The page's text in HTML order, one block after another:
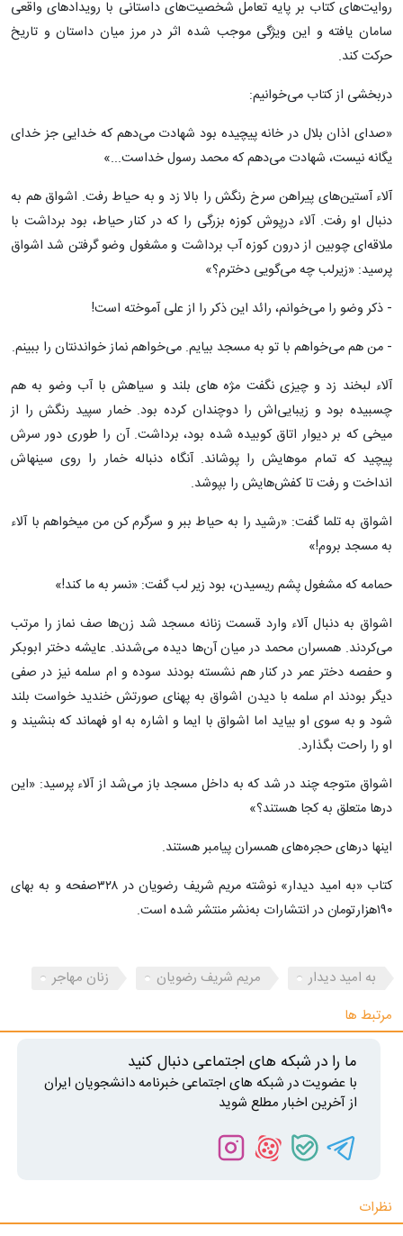
روایت‌های کتاب بر پایه تعامل شخصیت‌های داستانی با رویدادهای واقعی
سامان یافته و این ویژگی موجب شده اثر در مرز میان داستان و تاریخ
حرکت کند.
دربخشی از کتاب می‌خوانیم:
«صدای اذان بلال در خانه پیچیده بود شهادت می‌دهم که خدایی جز خدای
یگانه نیست، شهادت می‌دهم که محمد رسول خداست...»
آلاء آستین‌های پیراهن سرخ رنگش را بالا زد و به حیاط رفت. اشواق هم به
دنبال او رفت. آلاء درپوش کوزه بزرگی را که در کنار حیاط، بود برداشت با
ملاقه‌ای چوبین از درون کوزه آب برداشت و مشغول وضو گرفتن شد اشواق
پرسید: «زیرلب چه می‌گویی دخترم؟»
- ذکر وضو را می‌خوانم، رائد این ذکر را از علی آموخته است!
- من هم می‌خواهم با تو به مسجد بیایم. می‌خواهم نماز خواندنتان را ببینم.
آلاء لبخند زد و چیزی نگفت مژه های بلند و سیاهش با آب وضو به هم
چسبیده بود و زیبایی‌اش را دوچندان کرده بود. خمار سپید رنگش را از
میخی که بر دیوار اتاق کوبیده شده بود، برداشت. آن را طوری دور سرش
پیچید که تمام موهایش را پوشاند. آنگاه دنباله خمار را روی سینهاش
انداخت و رفت تا کفش‌هایش را بپوشد.
اشواق به تلما گفت: «رشید را به حیاط ببر و سرگرم کن من میخواهم با آلاء
به مسجد بروم!»
حمامه که مشغول پشم ریسیدن، بود زیر لب گفت: «نسر به ما کند!»
اشواق به دنبال آلاء وارد قسمت زنانه مسجد شد زن‌ها صف نماز را مرتب
می‌کردند. همسران محمد در میان آن‌ها دیده می‌شدند. عایشه دختر ابوبکر
و حفصه دختر عمر در کنار هم نشسته بودند سوده و ام سلمه نیز در صفی
دیگر بودند ام سلمه با دیدن اشواق به پهنای صورتش خندید خواست بلند
شود و به سوی او بیاید اما اشواق با ایما و اشاره به او فهماند که بنشیند و
او را راحت بگذارد.
اشواق متوجه چند در شد که به داخل مسجد باز می‌شد از آلاء پرسید: «این
درها متعلق به کجا هستند؟»
اینها درهای حجره‌های همسران پیامبر هستند.
کتاب «به امید دیدار» نوشته مریم شریف رضویان در ۳۲۸صفحه و به بهای
۱۹۰هزارتومان در انتشارات به‌نشر منتشر شده است.
به امید دیدار مریم شریف رضویان
زنان مهاجر
مرتبط ها
ما را در شبکه های اجتماعی دنبال کنید
با عضویت در شبکه های اجتماعی خبرنامه دانشجویان ایران
از آخرین اخبار مطلع شوید
نظرات